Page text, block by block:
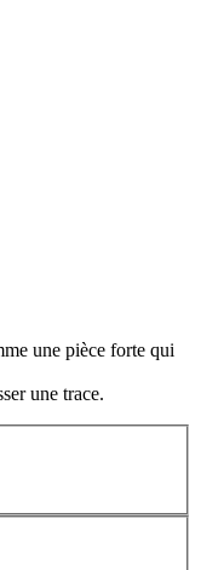
une pièce forte qui
une trace.